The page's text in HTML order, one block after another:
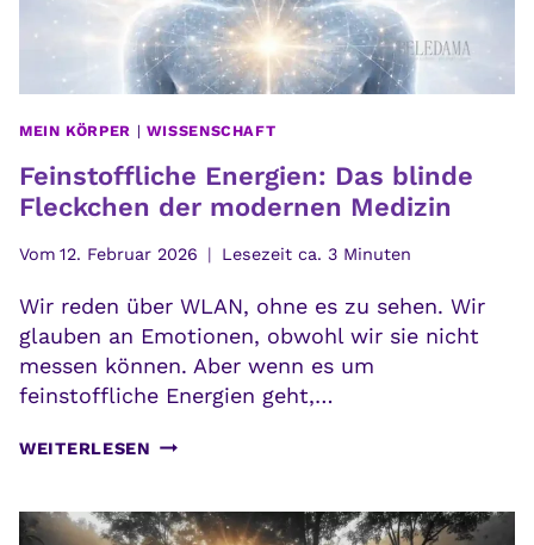
MEIN KÖRPER | WISSENSCHAFT
Feinstoffliche Energien: Das blinde
Fleckchen der modernen Medizin
Vom 12. Februar 2026 Lesezeit ca. 3 Minuten
Wir reden über WLAN, ohne es zu sehen. Wir
glauben an Emotionen, obwohl wir sie nicht
messen können. Aber wenn es um
feinstoffliche Energien geht,…
WEITERLESEN FEINSTOFFLICHE
BLINDE